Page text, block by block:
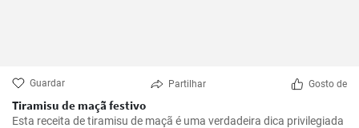
Guardar Partilhar Gosto de
Tiramisu de maçã festivo
Esta receita de tiramisu de maçã é uma verdadeira dica privilegiada